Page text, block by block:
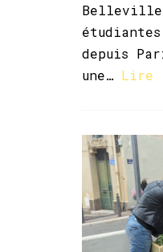
depuis
une… Lire